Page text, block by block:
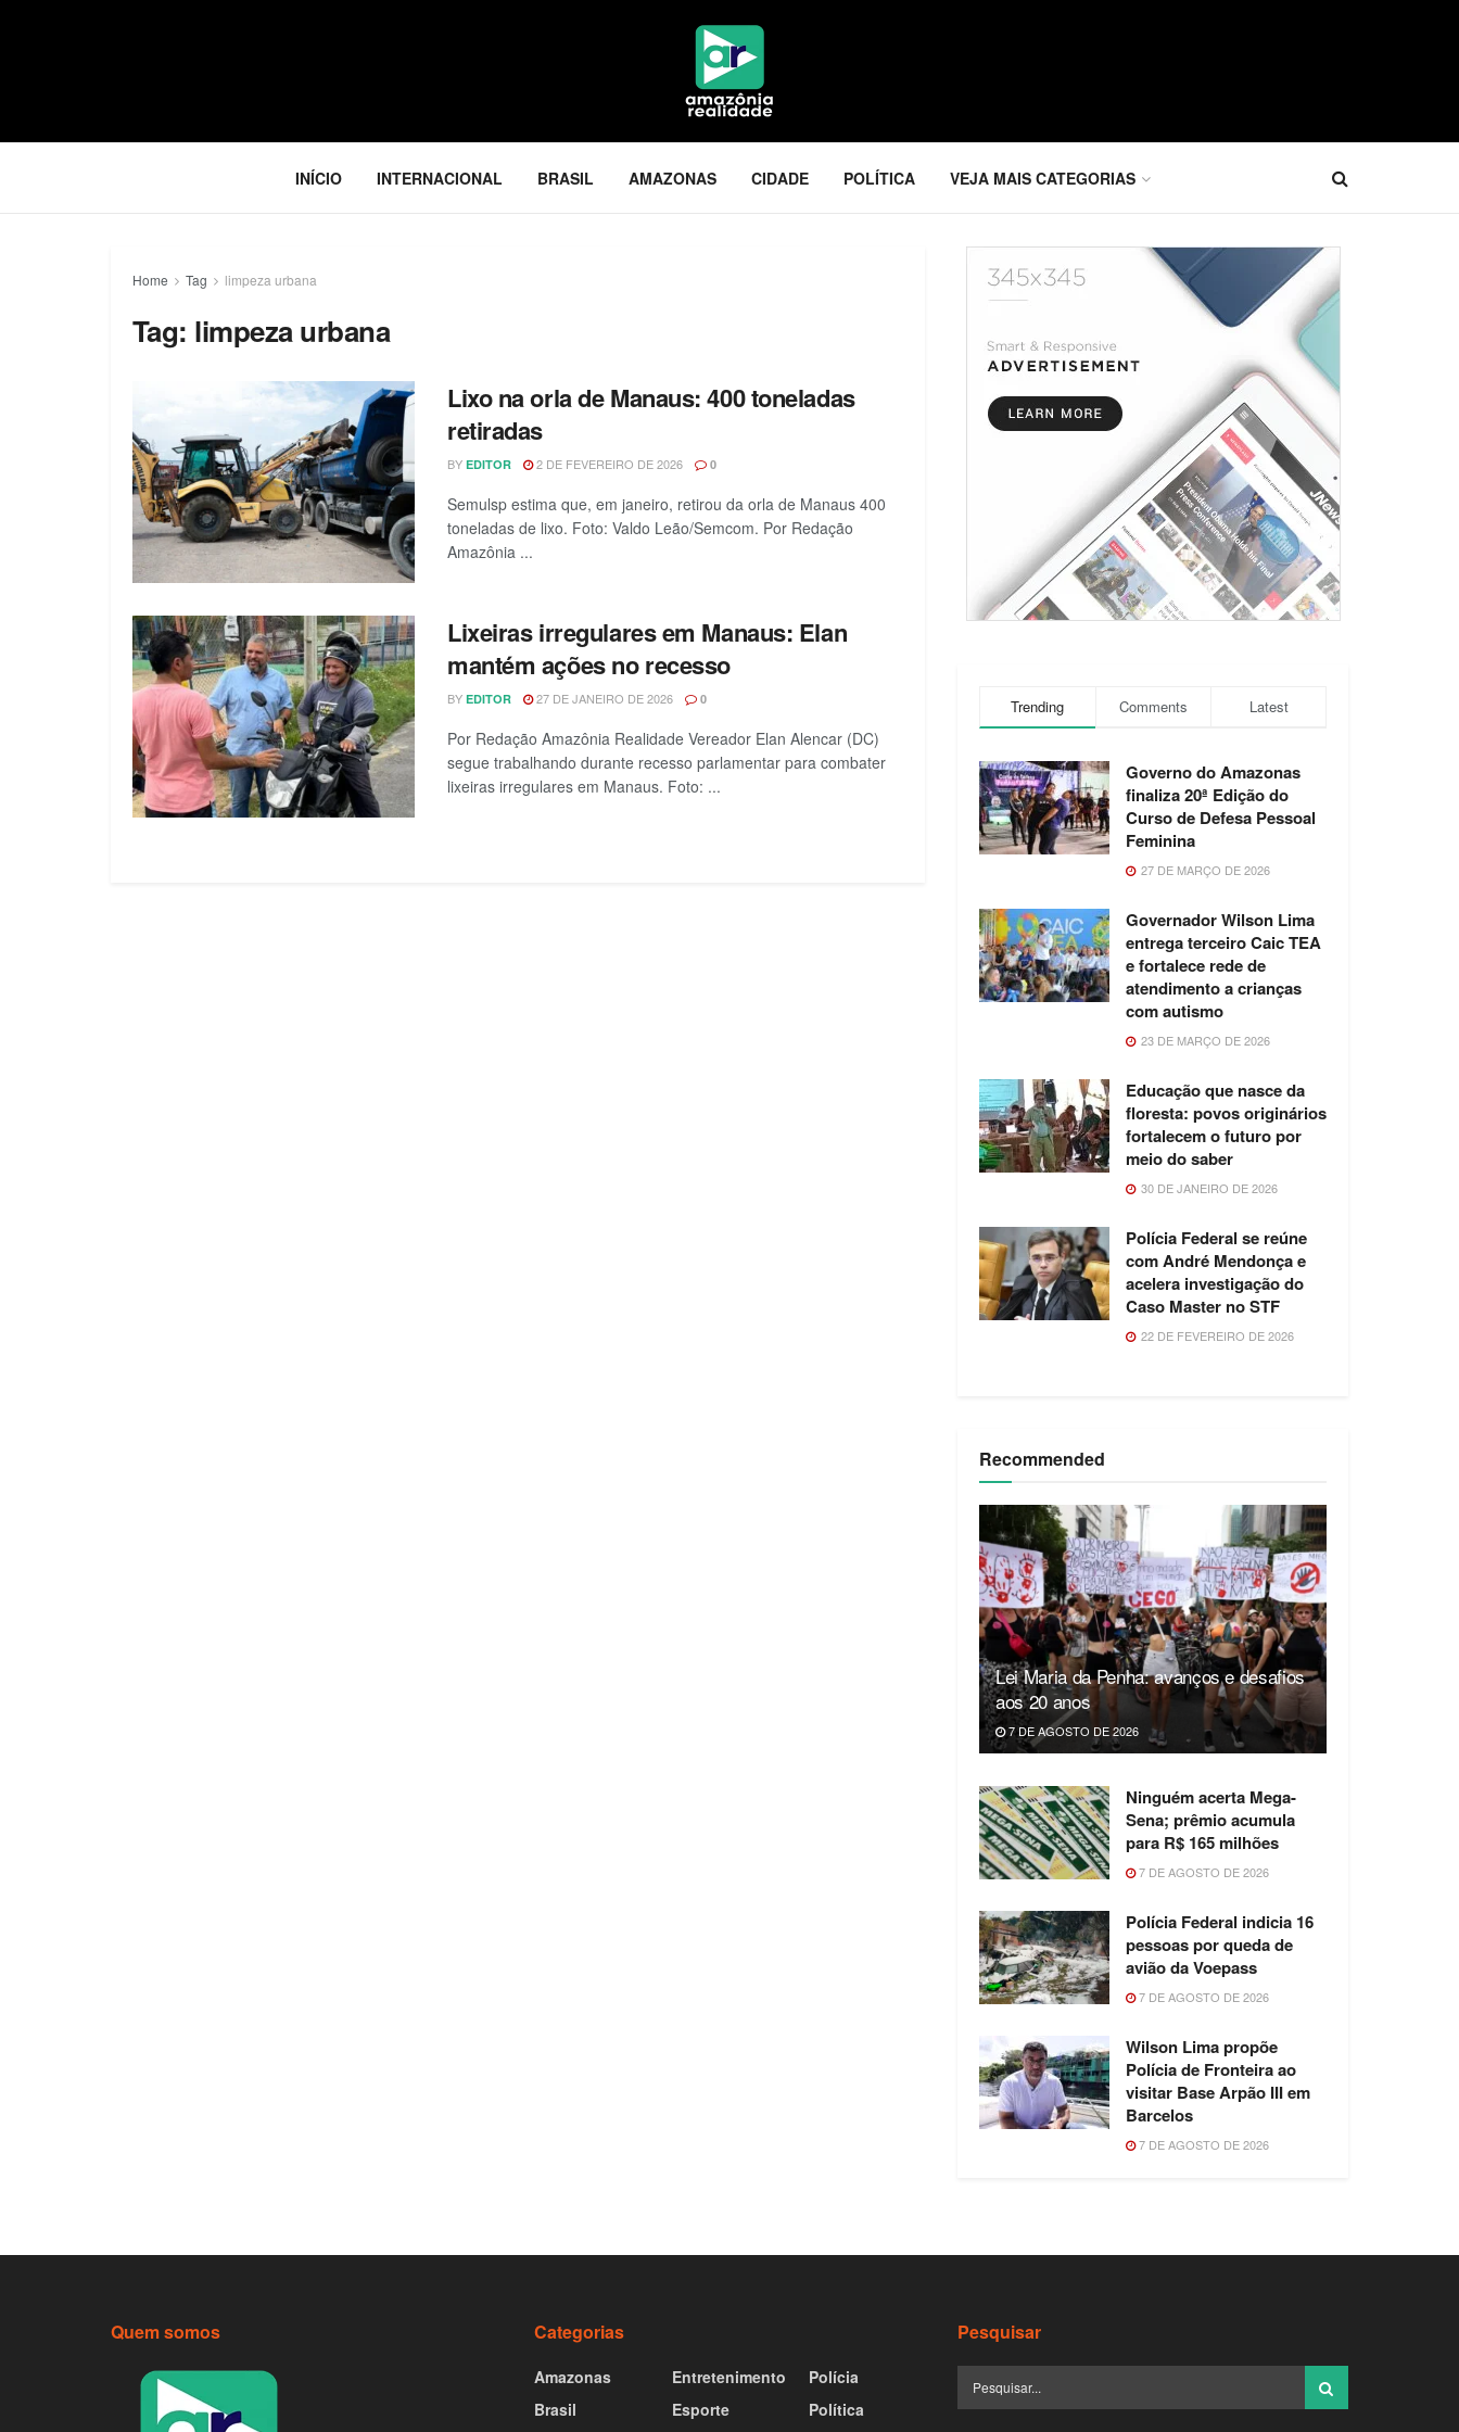
INÍCIO INTERNACIONAL BRASIL AMAZONAS CIDADE POLÍTICA VEJA MAIS CATEGORIAS
Home Tag limpeza urbana
Tag: limpeza urbana
Lixo na orla de Manaus: 400 toneladas
retiradas
BY EDITOR 2 DE FEVEREIRO DE 2026 0
Semulsp estima que, em janeiro, retirou da orla de Manaus 400
toneladas de lixo. Foto: Valdo Leão/Semcom. Por Redação
Amazônia ...
Lixeiras irregulares em Manaus: Elan
mantém ações no recesso
BY EDITOR 27 DE JANEIRO DE 2026 0
Por Redação Amazônia Realidade Vereador Elan Alencar (DC)
segue trabalhando durante recesso parlamentar para combater
lixeiras irregulares em Manaus. Foto: ...
Trending Comments Latest
Governo do Amazonas
finaliza 20ª Edição do
Curso de Defesa Pessoal
Feminina
27 DE MARÇO DE 2026
Governador Wilson Lima
entrega terceiro Caic TEA
e fortalece rede de
atendimento a crianças
com autismo
23 DE MARÇO DE 2026
Educação que nasce da
floresta: povos originários
fortalecem o futuro por
meio do saber
30 DE JANEIRO DE 2026
Polícia Federal se reúne
com André Mendonça e
acelera investigação do
Caso Master no STF
22 DE FEVEREIRO DE 2026
Recommended
Lei Maria da Penha: avanços e desafios
aos 20 anos
7 DE AGOSTO DE 2026
Ninguém acerta Mega-
Sena; prêmio acumula
para R$ 165 milhões
7 DE AGOSTO DE 2026
Polícia Federal indicia 16
pessoas por queda de
avião da Voepass
7 DE AGOSTO DE 2026
Wilson Lima propõe
Polícia de Fronteira ao
visitar Base Arpão III em
Barcelos
7 DE AGOSTO DE 2026
Quem somos Categorias
Amazonas
Brasil
Entretenimento
Esporte
Polícia
Política
Pesquisar